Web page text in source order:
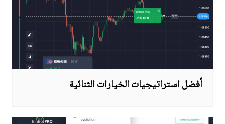
أفضل استراتيجيات الخيارات الثنائية